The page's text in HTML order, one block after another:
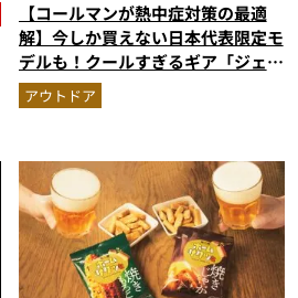
【コールマンが熱中症対策の最適
解】今しか買えない日本代表限定モ
デルも！クールすぎるギア「ジェッ
トブラック」を解説。夏のスポーツ
応援＆レジャーの強い味方
アウトドア